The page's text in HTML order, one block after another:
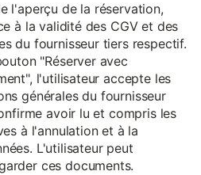
l'aperçu de la réservation,
à la validité des CGV et des
du fournisseur tiers respectif.
"Réserver avec
l'utilisateur accepte les
générales du fournisseur
avoir lu et compris les
à l'annulation et à la
L'utilisateur peut
ces documents.